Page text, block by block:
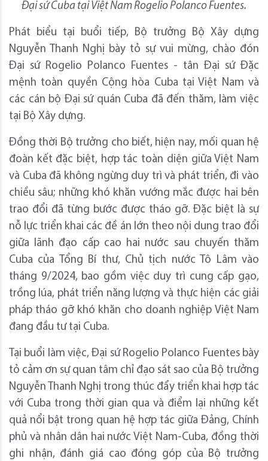
Đại sứ Cuba tại Việt Nam Rogelio Polanco Fuentes.
Phát biểu tại buổi tiếp, Bộ trưởng Bộ Xây dựng
Nguyễn Thanh Nghị bày tỏ sự vui mừng, chào đón
Đại sứ Rogelio Polanco Fuentes - tân Đại sứ Đặc
mệnh toàn quyền Cộng hòa Cuba tại Việt Nam và
các cán bộ Đại sứ quán Cuba đã đến thăm, làm việc
tại Bộ Xây dựng.
Đồng thời Bộ trưởng cho biết, hiện nay, mối quan hệ
đoàn kết đặc biệt, hợp tác toàn diện giữa Việt Nam
và Cuba đã không ngừng duy trì và phát triển, đi vào
chiều sâu; những khó khăn vướng mắc được hai bên
trao đổi đã từng bước được tháo gỡ. Đặc biệt là sự
nỗ lực triển khai các đề án lớn theo nội dung trao đổi
giữa lãnh đạo cấp cao hai nước sau chuyến thăm
Cuba của Tổng Bí thư, Chủ tịch nước Tô Lâm vào
tháng 9/2024, bao gồm việc duy trì cung cấp gạo,
trồng lúa, phát triển năng lượng và thực hiện các giải
pháp tháo gỡ khó khăn cho doanh nghiệp Việt Nam
đang đầu tư tại Cuba.
Tại buổi làm việc, Đại sứ Rogelio Polanco Fuentes bày
tỏ cảm ơn sự quan tâm chỉ đạo sát sao của Bộ trưởng
Nguyễn Thanh Nghị trong thúc đẩy triển khai hợp tác
với Cuba trong thời gian qua và điểm lại những kết
quả nổi bật trong quan hệ hợp tác giữa Đảng, Chính
phủ và nhân dân hai nước Việt Nam-Cuba, đồng thời
ghi nhận, đánh giá cao đóng góp của Bộ trưởng